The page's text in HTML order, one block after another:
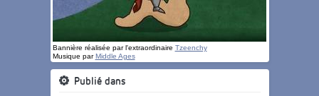
Bannière réalisée par l'extraordinaire Tzeenchy
Musique parMiddle Ages
Publié dans